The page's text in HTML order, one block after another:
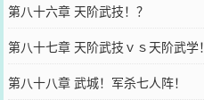
第八十六章 天阶武技！？
第八十七章 天阶武技ｖｓ天阶武学！
第八十八章 武城！军杀七人阵！